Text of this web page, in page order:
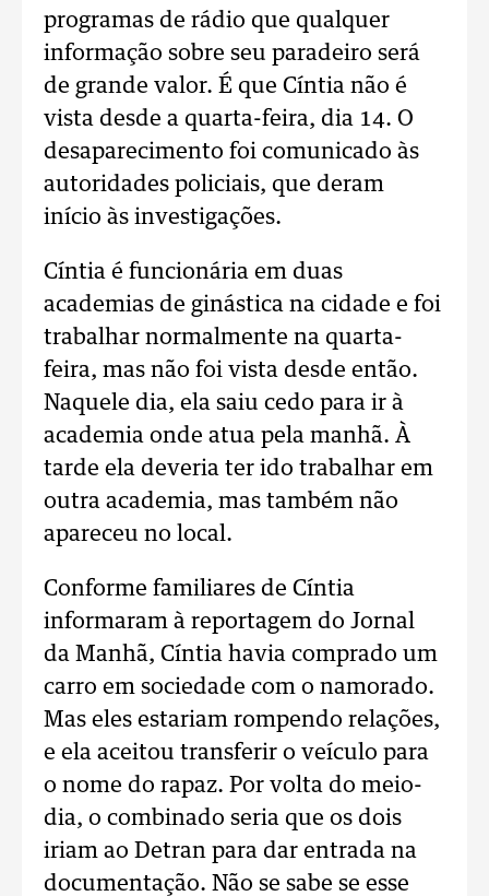
programas de rádio que qualquer
informação sobre seu paradeiro será
de grande valor. É que Cíntia não é
vista desde a quarta-feira, dia 14. O
desaparecimento foi comunicado às
autoridades policiais, que deram
início às investigações.
Cíntia é funcionária em duas
academias de ginástica na cidade e foi
trabalhar normalmente na quarta-
feira, mas não foi vista desde então.
Naquele dia, ela saiu cedo para ir à
academia onde atua pela manhã. À
tarde ela deveria ter ido trabalhar em
outra academia, mas também não
apareceu no local.
Conforme familiares de Cíntia
informaram à reportagem do Jornal
da Manhã, Cíntia havia comprado um
carro em sociedade com o namorado.
Mas eles estariam rompendo relações,
e ela aceitou transferir o veículo para
o nome do rapaz. Por volta do meio-
dia, o combinado seria que os dois
iriam ao Detran para dar entrada na
documentação. Não se sabe se esse